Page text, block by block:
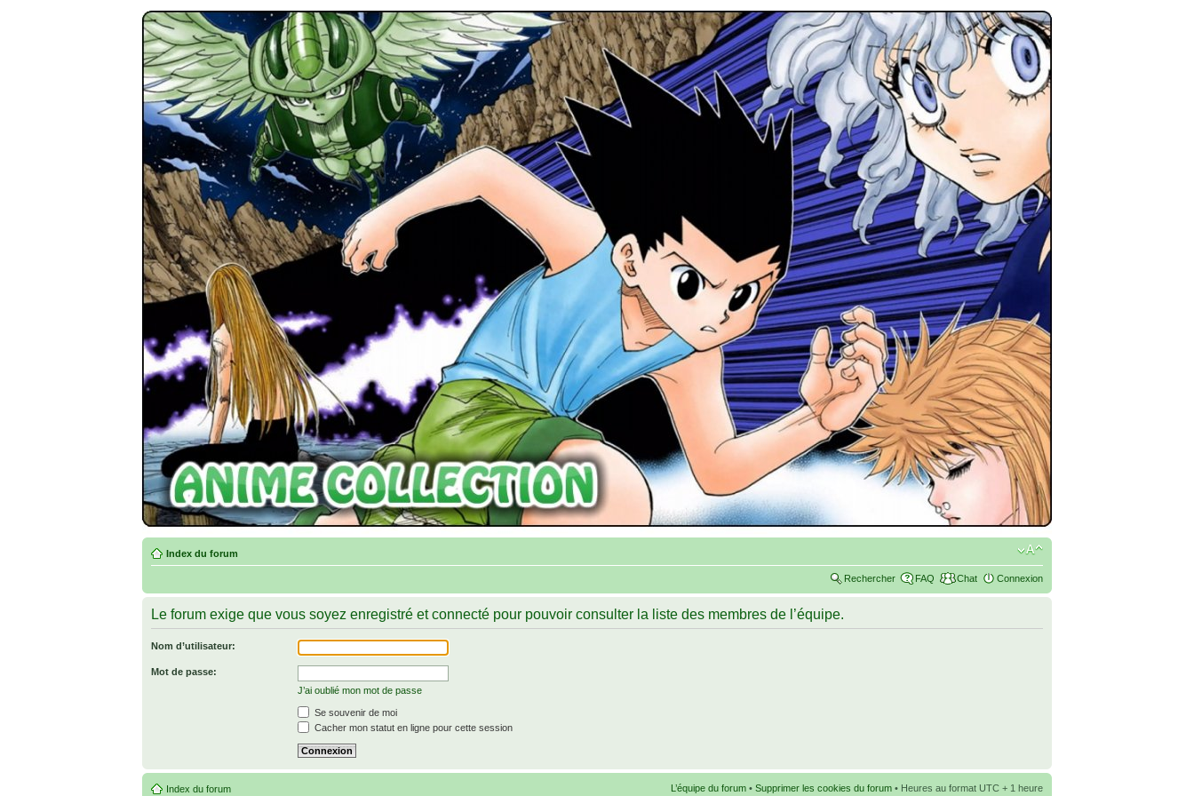
Index du forum
Rechercher FAQ Chat Connexion
Le forum exige que vous soyez enregistré et connecté pour pouvoir consulter la liste des membres de l’équipe.
Nom d’utilisateur:
Mot de passe:
J’ai oublié mon mot de passe
Se souvenir de moi
Cacher mon statut en ligne pour cette session
Index du forum L’équipe du forum • Supprimer les cookies du forum • Heures au format UTC + 1 heure